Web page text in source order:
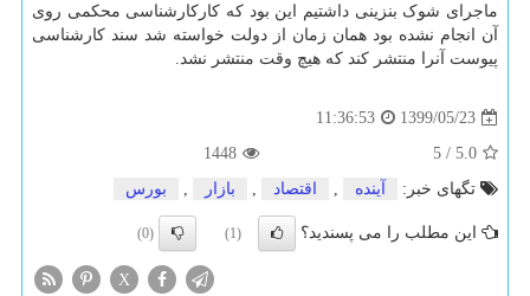
ماجرای شوک بنزینی داشتیم این بود که کارکارشناسی محکمی روی
آن انجام نشده بود همان زمان از دولت خواسته شد سند کارشناسی
پیوست آنرا منتشر کند که هیچ وقت منتشر نشد.
1399/05/23
11:36:53
5.0
/
5
1448
تگهای خبر:
آینده , اقتصاد , بازار , بورس
این مطلب را می پسندید؟ (1)
(0)
X